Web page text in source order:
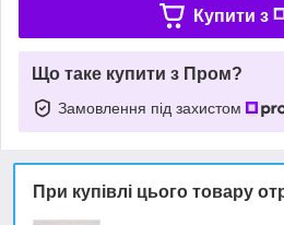
Купити з
Що таке купити з Пром?
Замовлення під захистом
При купівлі цього товару